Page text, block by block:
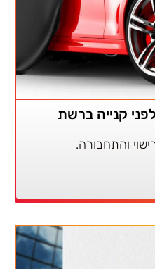
קנייה ברשת
והתחבורה.